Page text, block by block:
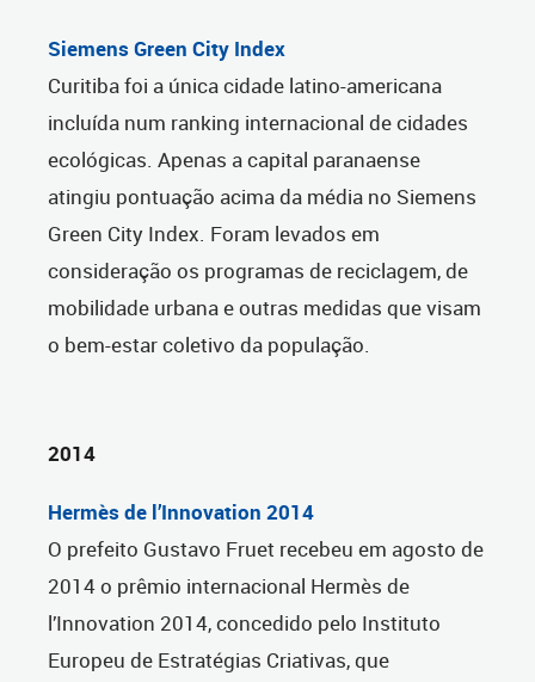
Siemens Green City Index
Curitiba foi a única cidade latino-americana
incluída num ranking internacional de cidades
ecológicas. Apenas a capital paranaense
atingiu pontuação acima da média no Siemens
Green City Index. Foram levados em
consideração os programas de reciclagem, de
mobilidade urbana e outras medidas que visam
o bem-estar coletivo da população.
2014
Hermès de l’Innovation 2014
O prefeito Gustavo Fruet recebeu em agosto de
2014 o prêmio internacional Hermès de
l’Innovation 2014, concedido pelo Instituto
Europeu de Estratégias Criativas, que